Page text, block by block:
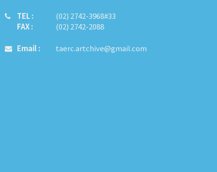
TEL :
FAX :
​​​​(02) 2742-3968#33
(02) 2742-2088
Email : taerc.artchive@gmail.com